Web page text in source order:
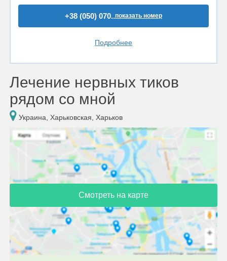
+38 (050) 070..показать номер
Подробнее
Лечение нервных тиков
рядом со мной
Украина, Харьковская, Харьков
Смотреть на карте